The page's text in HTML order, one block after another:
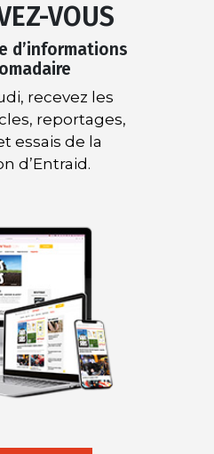
VOUS
d’informations
recevez les
reportages,
essais de la
d’Entraid.